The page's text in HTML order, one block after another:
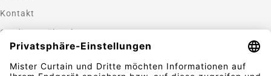
Kontakt
Gardinen nähen lassen
Zahlungsmethoden